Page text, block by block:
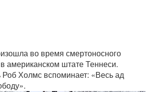
во время смертоносного
американском штате Теннеси.
Холмс вспоминает: «Весь ад